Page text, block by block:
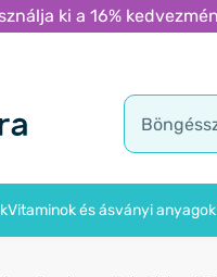
ki a 16%
Vitaminok és ásványi anyagok